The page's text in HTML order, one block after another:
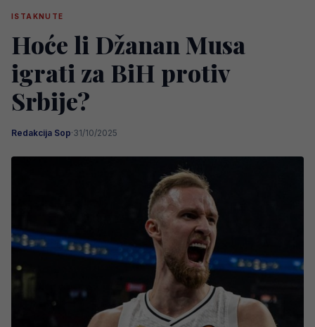
ISTAKNUTE
Hoće li Džanan Musa
igrati za BiH protiv
Srbije?
Redakcija Sop·31/10/2025